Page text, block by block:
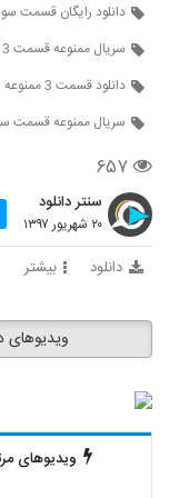
دانلود رایگان قسمت
سریال ممنوعه قسمت 3 رایگان
دانلود قسمت 3 ممنوعه
سریال ممنوعه قسمت
۶۵۷
سنتر دانلود
۲۰ شهریور ۱۳۹۷
دانلود بیشتر
ویدیوهای
ویدیوهای